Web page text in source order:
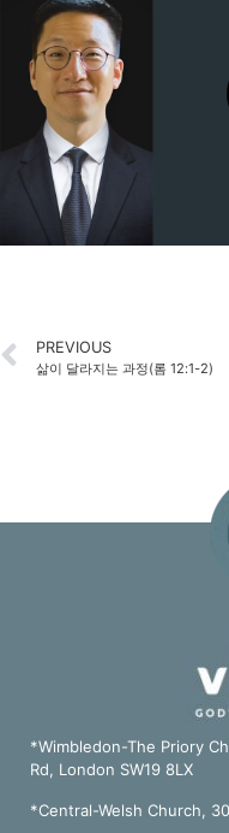
PREVIOUS
삶이 달라지는 과정(롬 12:1-2)
*Wimbledon-The Priory
Rd, London SW19 8LX
*Central-Welsh Church,